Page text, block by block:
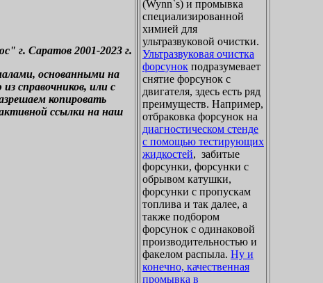
г. Саратов 2001-2023 г.
основанными на
справочников, или с
копировать
ссылки на наш
(Wynn`s) и промывка
специализированной
химией для
ультразвуковой очистки.
Ультразвуковая очистка
форсунок
снятие форсунок с
двигателя, здесь есть ряд
преимуществ. Например,
отбраковка форсунок на
диагностическом стенде
с помощью тестирующих
жидкостей, забитые
форсунки, форсунки с
обрывом катушки,
форсунки с пропускам
топлива и так далее, а
также подбором
форсунок с одинаковой
производительностью и
факелом распыла. Ну и
конечно, качественная
промывка в